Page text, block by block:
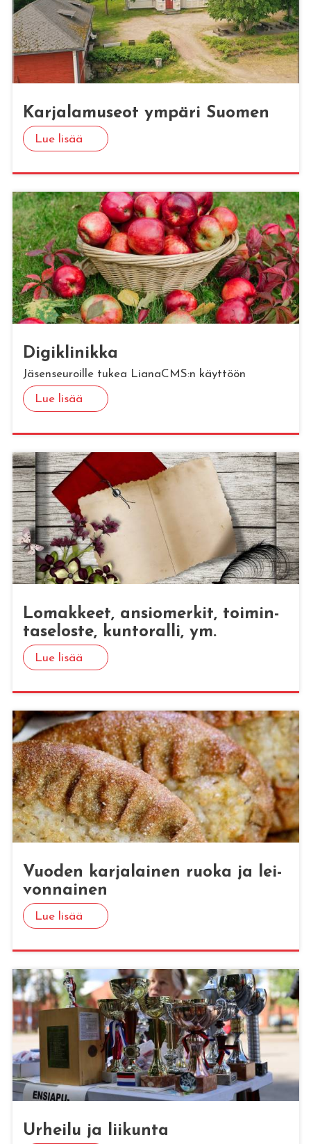
Kar­ja­la­museot ym­pä­ri Suo­men
Lue lisää
Di­gikli­nik­ka
Jäsenseuroille tukea LianaCMS:n käyttöön
Lue lisää
Lo­mak­keet, an­sio­mer­kit, toi­min­
ta­se­los­te, kun­to­ral­li, ym.
Lue lisää
Vuo­den kar­ja­lai­nen ruoka ja lei­
von­nai­nen
Lue lisää
Ur­hei­lu ja lii­kun­ta